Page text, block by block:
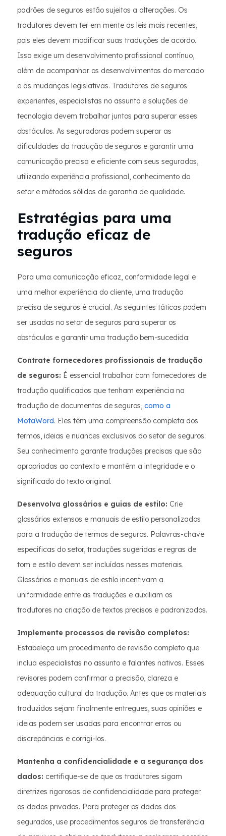
padrões de seguros estão sujeitos a alterações. Os
tradutores devem ter em mente as leis mais recentes,
pois eles devem modificar suas traduções de acordo.
Isso exige um desenvolvimento profissional contínuo,
além de acompanhar os desenvolvimentos do mercado
e as mudanças legislativas. Tradutores de seguros
experientes, especialistas no assunto e soluções de
tecnologia devem trabalhar juntos para superar esses
obstáculos. As seguradoras podem superar as
dificuldades da tradução de seguros e garantir uma
comunicação precisa e eficiente com seus segurados,
utilizando experiência profissional, conhecimento do
setor e métodos sólidos de garantia de qualidade.
Estratégias para uma
tradução eficaz de
seguros
Para uma comunicação eficaz, conformidade legal e
uma melhor experiência do cliente, uma tradução
precisa de seguros é crucial. As seguintes táticas podem
ser usadas no setor de seguros para superar os
obstáculos e garantir uma tradução bem-sucedida:
Contrate fornecedores profissionais de tradução
de seguros: É essencial trabalhar com fornecedores de
tradução qualificados que tenham experiência na
tradução de documentos de seguros, como a
MotaWord. Eles têm uma compreensão completa dos
termos, ideias e nuances exclusivos do setor de seguros.
Seu conhecimento garante traduções precisas que são
apropriadas ao contexto e mantêm a integridade e o
significado do texto original.
Desenvolva glossários e guias de estilo: Crie
glossários extensos e manuais de estilo personalizados
para a tradução de termos de seguros. Palavras-chave
específicas do setor, traduções sugeridas e regras de
tom e estilo devem ser incluídas nesses materiais.
Glossários e manuais de estilo incentivam a
uniformidade entre as traduções e auxiliam os
tradutores na criação de textos precisos e padronizados.
Implemente processos de revisão completos:
Estabeleça um procedimento de revisão completo que
inclua especialistas no assunto e falantes nativos. Esses
revisores podem confirmar a precisão, clareza e
adequação cultural da tradução. Antes que os materiais
traduzidos sejam finalmente entregues, suas opiniões e
ideias podem ser usadas para encontrar erros ou
discrepâncias e corrigi-los.
Mantenha a confidencialidade e a segurança dos
dados: certifique-se de que os tradutores sigam
diretrizes rigorosas de confidencialidade para proteger
os dados privados. Para proteger os dados dos
segurados, use procedimentos seguros de transferência